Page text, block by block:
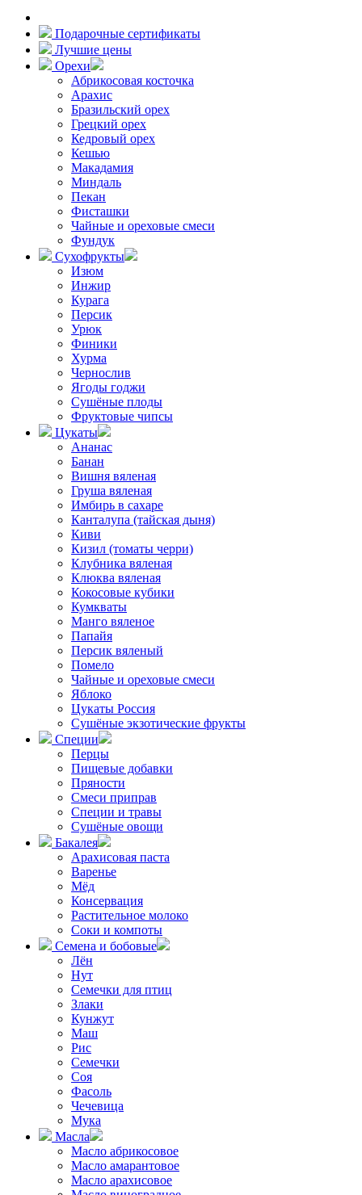
Подарочные сертификаты
Лучшие цены
Орехи
Абрикосовая косточка
Арахис
Бразильский орех
Грецкий орех
Кедровый орех
Кешью
Макадамия
Миндаль
Пекан
Фисташки
Чайные и ореховые смеси
Фундук
Сухофрукты
Изюм
Инжир
Курага
Персик
Урюк
Финики
Хурма
Чернослив
Ягоды годжи
Сушёные плоды
Фруктовые чипсы
Цукаты
Ананас
Банан
Вишня вяленая
Груша вяленая
Имбирь в сахаре
Канталупа (тайская дыня)
Киви
Кизил (томаты черри)
Клубника вяленая
Клюква вяленая
Кокосовые кубики
Кумкваты
Манго вяленое
Папайя
Персик вяленый
Помело
Чайные и ореховые смеси
Яблоко
Цукаты Россия
Сушёные экзотические фрукты
Специи
Перцы
Пищевые добавки
Пряности
Смеси приправ
Специи и травы
Сушёные овощи
Бакалея
Арахисовая паста
Варенье
Мёд
Консервация
Растительное молоко
Соки и компоты
Семена и бобовые
Лён
Нут
Семечки для птиц
Злаки
Кунжут
Маш
Рис
Семечки
Соя
Фасоль
Чечевица
Мука
Масла
Масло абрикосовое
Масло амарантовое
Масло арахисовое